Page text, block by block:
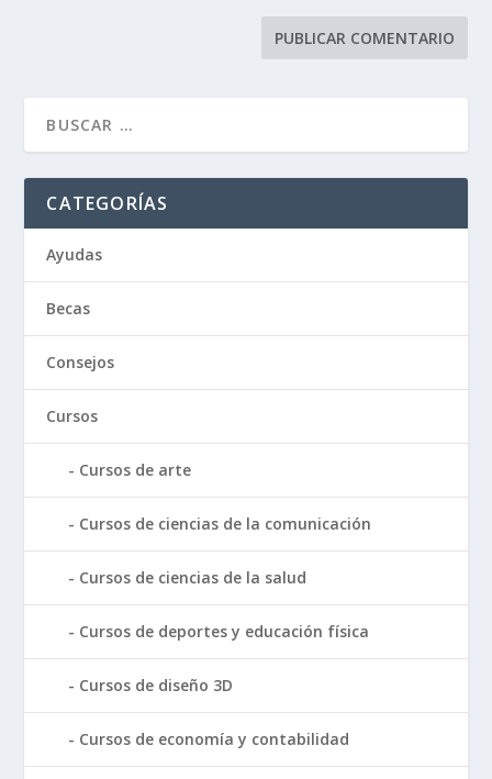
CATEGORÍAS
Ayudas
Becas
Consejos
Cursos
Cursos de arte
Cursos de ciencias de la comunicación
Cursos de ciencias de la salud
Cursos de deportes y educación física
Cursos de diseño 3D
Cursos de economía y contabilidad